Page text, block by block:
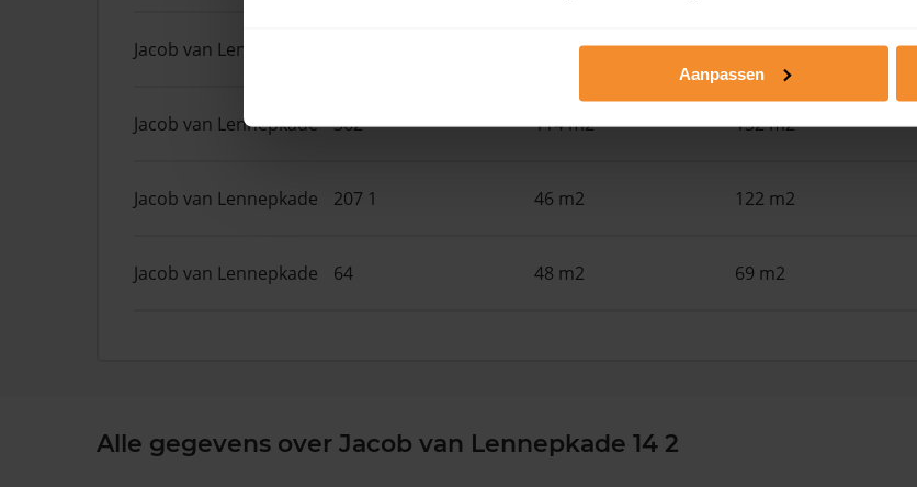
Aanpassen
Jacob van Lennepkade 130 m2 124 m2
Jacob van Lennepkade 362 114 m2 132 m2
Jacob van Lennepkade 207 1 46 m2 122 m2
Jacob van Lennepkade 64 48 m2 69 m2
Alle gegevens over Jacob van Lennepkade 14 2